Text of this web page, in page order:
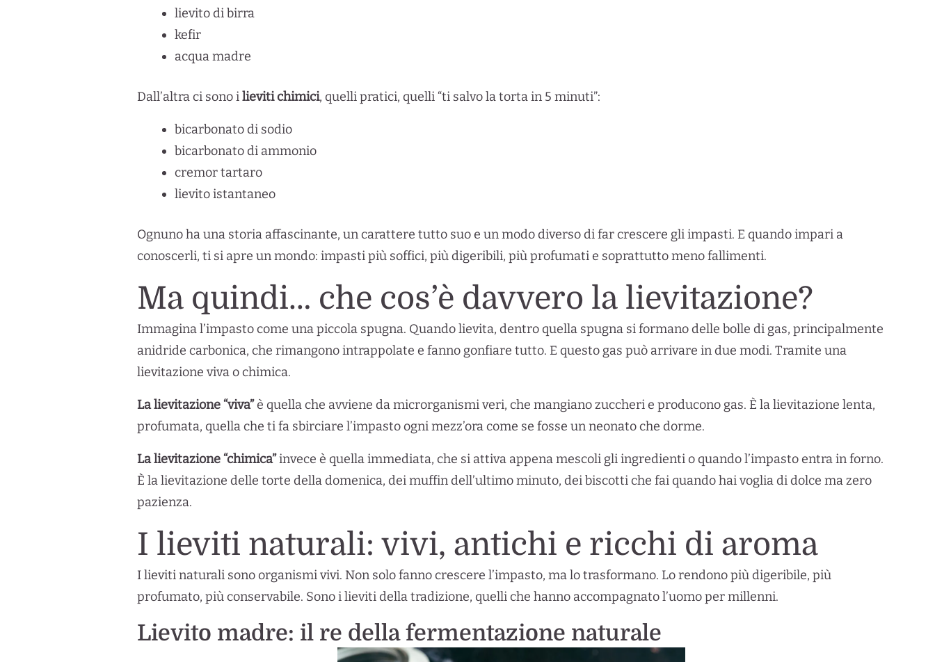
lievito di birra
kefir
acqua madre
Dall’altra ci sono ilieviti chimici, quelli pratici, quelli “ti salvo la torta in 5 minuti”:
bicarbonato di sodio
bicarbonato di ammonio
cremor tartaro
lievito istantaneo
Ognuno ha una storia affascinante, un carattere tutto suo e un modo diverso di far crescere gli impasti. E quando impari a
conoscerli, ti si apre un mondo: impasti più soffici, più digeribili, più profumati e soprattutto meno fallimenti.
Ma quindi… che cos’è davvero la lievitazione?
Immagina l’impasto come una piccola spugna. Quando lievita, dentro quella spugna si formano delle bolle di gas, principalmente
anidride carbonica, che rimangono intrappolate e fanno gonfiare tutto. E questo gas può arrivare in due modi. Tramite una
lievitazione viva o chimica.
La lievitazione “viva”è quella che avviene da microrganismi veri, che mangiano zuccheri e producono gas. È la lievitazione lenta,
profumata, quella che ti fa sbirciare l’impasto ogni mezz’ora come se fosse un neonato che dorme.
La lievitazione “chimica”invece è quella immediata, che si attiva appena mescoli gli ingredienti o quando l’impasto entra in forno.
È la lievitazione delle torte della domenica, dei muffin dell’ultimo minuto, dei biscotti che fai quando hai voglia di dolce ma zero
pazienza.
I lieviti naturali: vivi, antichi e ricchi di aroma
I lieviti naturali sono organismi vivi. Non solo fanno crescere l’impasto, ma lo trasformano. Lo rendono più digeribile, più
profumato, più conservabile. Sono i lieviti della tradizione, quelli che hanno accompagnato l’uomo per millenni.
Lievito madre: il re della fermentazione naturale